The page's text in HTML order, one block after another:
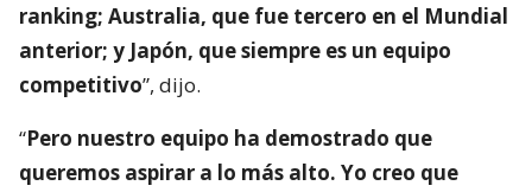
ranking; Australia, que fue tercero en el Mundial
anterior; y Japón, que siempre es un equipo
competitivo”, dijo.
“Pero nuestro equipo ha demostrado que
queremos aspirar a lo más alto. Yo creo que